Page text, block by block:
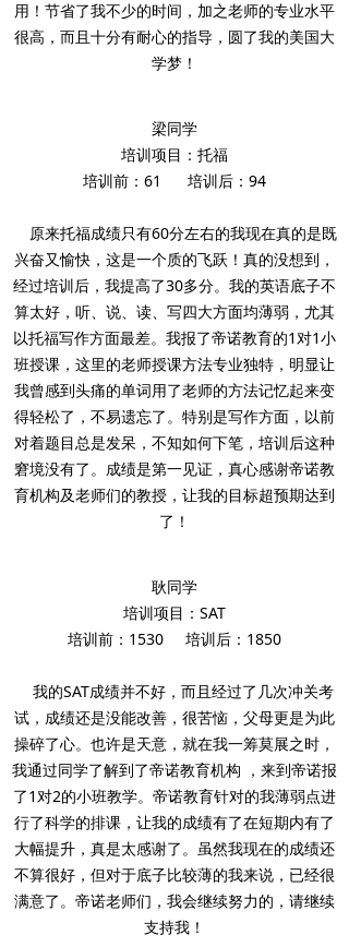
用！节省了我不少的时间，加之老师的专业水平
很高，而且十分有耐心的指导，圆了我的美国大
学梦！
梁同学
培训项目：托福
培训前：61 培训后：94
原来托福成绩只有60分左右的我现在真的是既
兴奋又愉快，这是一个质的飞跃！真的没想到，
经过培训后，我提高了30多分。我的英语底子不
算太好，听、说、读、写四大方面均薄弱，尤其
以托福写作方面最差。我报了帝诺教育的1对1小
班授课，这里的老师授课方法专业独特，明显让
我曾感到头痛的单词用了老师的方法记忆起来变
得轻松了，不易遗忘了。特别是写作方面，以前
对着题目总是发呆，不知如何下笔，培训后这种
窘境没有了。成绩是第一见证，真心感谢帝诺教
育机构及老师们的教授，让我的目标超预期达到
了！
耿同学
培训项目：SAT
培训前：1530 培训后：1850
我的SAT成绩并不好，而且经过了几次冲关考
试，成绩还是没能改善，很苦恼，父母更是为此
操碎了心。也许是天意，就在我一筹莫展之时，
我通过同学了解到了帝诺教育机构 ，来到帝诺报
了1对2的小班教学。帝诺教育针对的我薄弱点进
行了科学的排课，让我的成绩有了在短期内有了
大幅提升，真是太感谢了。虽然我现在的成绩还
不算很好，但对于底子比较薄的我来说，已经很
满意了。帝诺老师们，我会继续努力的，请继续
支持我！